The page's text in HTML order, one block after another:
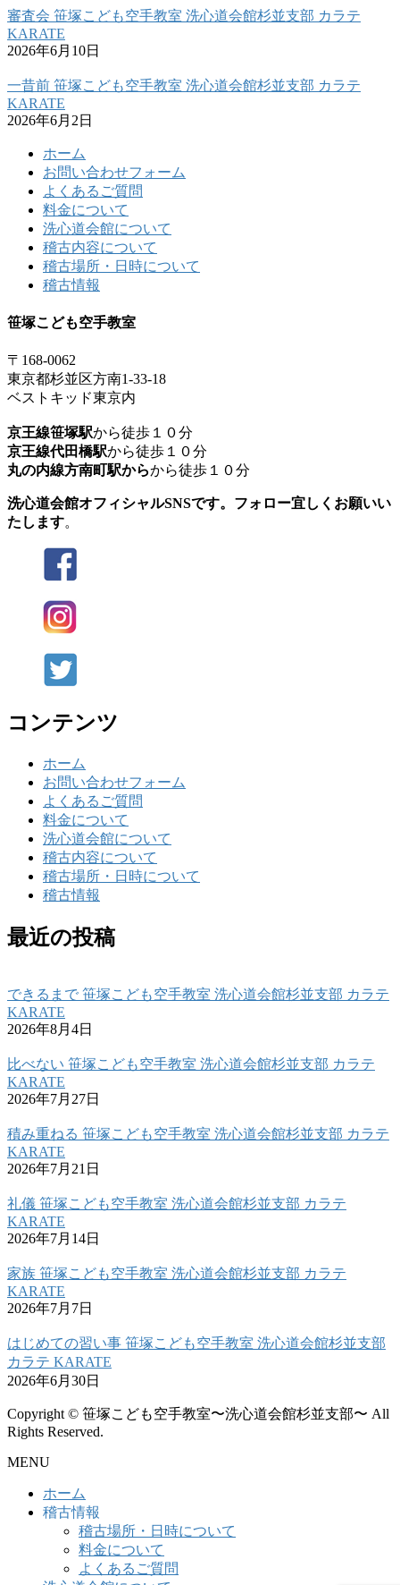
審査会 笹塚こども空手教室 洗心道会館杉並支部 カラテ
KARATE
2026年6月10日
一昔前 笹塚こども空手教室 洗心道会館杉並支部 カラテ
KARATE
2026年6月2日
ホーム
お問い合わせフォーム
よくあるご質問
料金について
洗心道会館について
稽古内容について
稽古場所・日時について
稽古情報
笹塚こども空手教室
〒168-0062
東京都杉並区方南1-33-18
ベストキッド東京内
京王線笹塚駅から徒歩１０分
京王線代田橋駅から徒歩１０分
丸の内線方南町駅からから徒歩１０分
洗心道会館オフィシャルSNSです。フォロー宜しくお願いい
たします。
コンテンツ
ホーム
お問い合わせフォーム
よくあるご質問
料金について
洗心道会館について
稽古内容について
稽古場所・日時について
稽古情報
最近の投稿
できるまで 笹塚こども空手教室 洗心道会館杉並支部 カラテ
KARATE
2026年8月4日
比べない 笹塚こども空手教室 洗心道会館杉並支部 カラテ
KARATE
2026年7月27日
積み重ねる 笹塚こども空手教室 洗心道会館杉並支部 カラテ
KARATE
2026年7月21日
礼儀 笹塚こども空手教室 洗心道会館杉並支部 カラテ
KARATE
2026年7月14日
家族 笹塚こども空手教室 洗心道会館杉並支部 カラテ
KARATE
2026年7月7日
はじめての習い事 笹塚こども空手教室 洗心道会館杉並支部
カラテ KARATE
2026年6月30日
Copyright © 笹塚こども空手教室〜洗心道会館杉並支部〜 All
Rights Reserved.
MENU
ホーム
稽古情報
稽古場所・日時について
料金について
よくあるご質問